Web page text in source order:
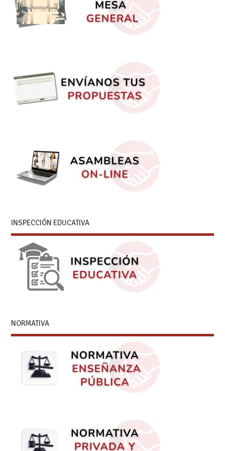
INSPECCIÓN EDUCATIVA
NORMATIVA